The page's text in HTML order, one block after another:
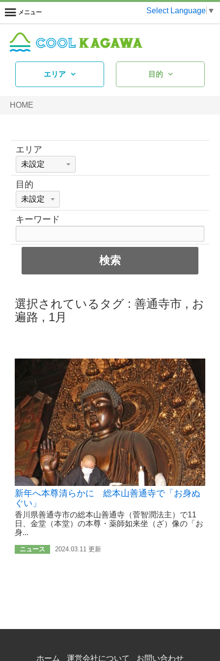
メニュー Select Language ▼
エリア 目的
HOME
エリア
目的
キーワード
選択されているタグ : 善通寺市 , お
遍路 , 1月
新年へ本尊清らかに 総本山善通寺で「お身ぬ
ぐい」
香川県善通寺市の総本山善通寺（菅智潤法主）で11
日、金堂（本堂）の本尊・薬師如来坐（ざ）像の「お
身...
ニュース 2024.03.11 更新
ホーム 運営会社について お問い合わせ